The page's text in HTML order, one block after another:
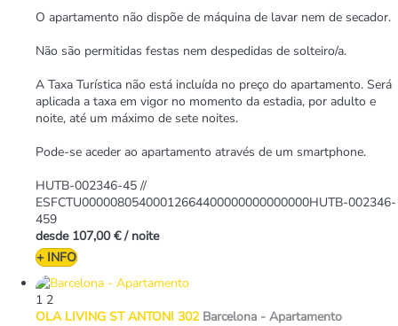
O apartamento não dispõe de máquina de lavar nem de secador.
Não são permitidas festas nem despedidas de solteiro/a.
A Taxa Turística não está incluída no preço do apartamento. Será
aplicada a taxa em vigor no momento da estadia, por adulto e
noite, até um máximo de sete noites.
Pode-se aceder ao apartamento através de um smartphone.
HUTB-002346-45 //
ESFCTU00000805400012664400000000000000HUTB-002346-
459
desde 107,00 € / noite
+ INFO
1 2
OLA LIVING ST ANTONI 302 Barcelona - Apartamento